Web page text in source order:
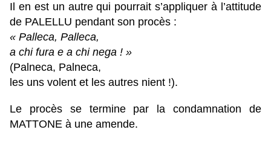
Il en est un autre qui pourrait s’appliquer à l’attitude
de PALELLU pendant son procès :
« Palleca, Palleca,
a chi fura e a chi nega ! »
(Palneca, Palneca,
les uns volent et les autres nient !).
Le procès se termine par la condamnation de
MATTONE à une amende.